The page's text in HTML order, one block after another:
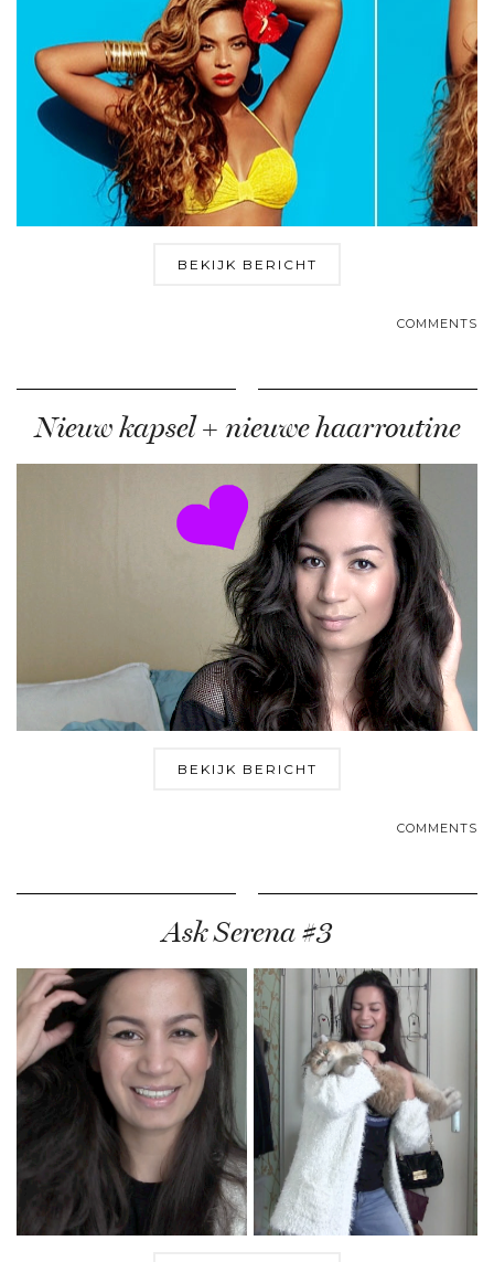
BEKIJK BERICHT
COMMENTS
Nieuw kapsel + nieuwe haarroutine
BEKIJK BERICHT
COMMENTS
Ask Serena #3